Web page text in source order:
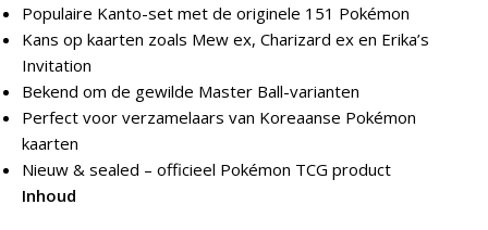
Populaire Kanto-set met de originele 151 Pokémon
Kans op kaarten zoals Mew ex, Charizard ex en Erika’s
Invitation
Bekend om de gewilde Master Ball-varianten
Perfect voor verzamelaars van Koreaanse Pokémon
kaarten
Nieuw & sealed – officieel Pokémon TCG product
Inhoud